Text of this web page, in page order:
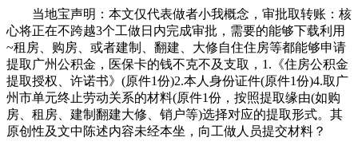
当地宝声明：本文仅代表做者小我概念，审批取转账：核
心将正在不跨越3个工做日内完成审批，需要的能够下载利用
~租房、购房、或者建制、翻建、大修自住住房等都能够申请
提取广州公积金，医保卡的钱不克不及支取，1.《住房公积金
提取授权、许诺书》(原件1份)2.本人身份证件(原件1份)4.取广
州市单元终止劳动关系的材料(原件1份，按照提取缘由(如购
房、租房、建制翻建大修、销户等)选择对应的提取形式。其
原创性及文中陈述内容未经本坐，向工做人员提交材料？